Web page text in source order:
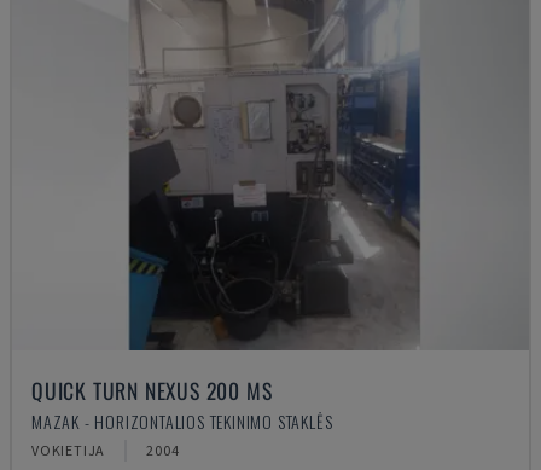
QUICK TURN NEXUS 200 MS
MAZAK - HORIZONTALIOS TEKINIMO STAKLĖS
VOKIETIJA 2004